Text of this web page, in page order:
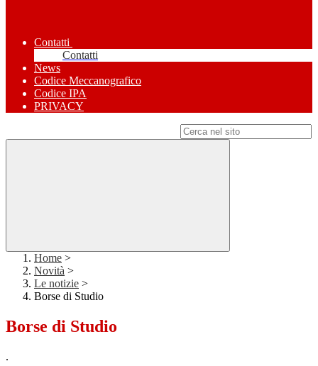
Contatti
Contatti
News
Codice Meccanografico
Codice IPA
PRIVACY
Home >
Novità >
Le notizie >
Borse di Studio
Borse di Studio
.